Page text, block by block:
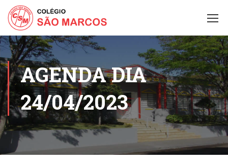
AGENDA DIA
24/04/2023